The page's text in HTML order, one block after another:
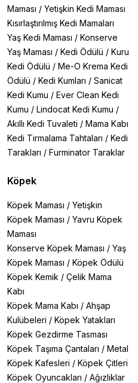
Maması / Yetişkin Kedi Maması
Kısırlaştırılmış Kedi Mamaları
Yaş Kedi Maması / Konserve
Yaş Maması / Kedi Ödülü / Kuru
Kedi Ödülü / Me-O Krema Kedi
Ödülü / Kedi Kumları / Sanicat
Kedi Kumu / Ever Clean Kedi
Kumu / Lindocat Kedi Kumu /
Akıllı Kedi Tuvaleti / Mama Kabı
Kedi Tırmalama Tahtaları / Kedi
Tarakları / Furminator Taraklar
Köpek
Köpek Maması / Yetişkin
Köpek Maması / Yavru Köpek
Maması
Konserve Köpek Maması / Yaş
Köpek Maması / Köpek Ödülü
Köpek Kemik / Çelik Mama
Kabı
Köpek Mama Kabı / Ahşap
Kulübeleri / Köpek Yatakları
Köpek Gezdirme Tasması
Köpek Taşıma Çantaları / Metal
Köpek Kafesleri / Köpek Çitleri
Köpek Oyuncakları / Ağızlıklar